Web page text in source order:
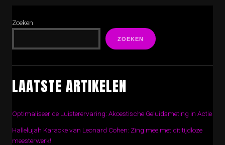
Zoeken
ZOEKEN
LAATSTE ARTIKELEN
Optimaliseer de Luisterervaring: Akoestische Geluidsmeting in Actie
Hallelujah Karaoke van Leonard Cohen: Zing mee met dit tijdloze
meesterwerk!